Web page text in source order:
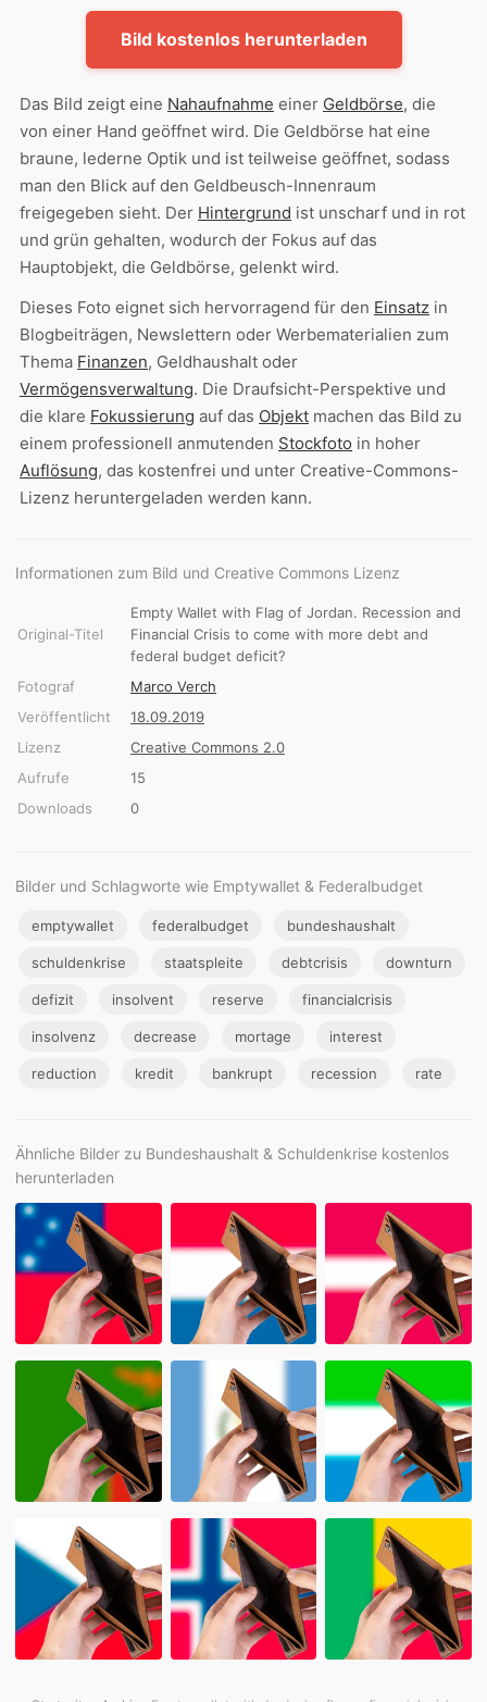
Bild kostenlos herunterladen
Das Bild zeigt eine Nahaufnahme einer Geldbörse, die
von einer Hand geöffnet wird. Die Geldbörse hat eine
braune, lederne Optik und ist teilweise geöffnet, sodass
man den Blick auf den Geldbeusch-Innenraum
freigegeben sieht. Der Hintergrund ist unscharf und in rot
und grün gehalten, wodurch der Fokus auf das
Hauptobjekt, die Geldbörse, gelenkt wird.
Dieses Foto eignet sich hervorragend für den Einsatz in
Blogbeiträgen, Newslettern oder Werbematerialien zum
Thema Finanzen, Geldhaushalt oder
Vermögensverwaltung. Die Draufsicht-Perspektive und
die klare Fokussierung auf das Objekt machen das Bild zu
einem professionell anmutenden Stockfoto in hoher
Auflösung, das kostenfrei und unter Creative-Commons-
Lizenz heruntergeladen werden kann.
Informationen zum Bild und Creative Commons Lizenz
Original-Titel
Empty Wallet with Flag of Jordan. Recession and
Financial Crisis to come with more debt and
federal budget deficit?
Fotograf
Marco Verch
Veröffentlicht
18.09.2019
Lizenz
Creative Commons 2.0
Aufrufe
15
Downloads
0
Bilder und Schlagworte wie Emptywallet & Federalbudget
emptywallet federalbudget bundeshaushalt
schuldenkrise staatspleite debtcrisis downturn
defizit insolvent reserve financialcrisis
insolvenz decrease mortage interest
reduction kredit bankrupt recession rate
Ähnliche Bilder zu Bundeshaushalt & Schuldenkrise kostenlos
herunterladen